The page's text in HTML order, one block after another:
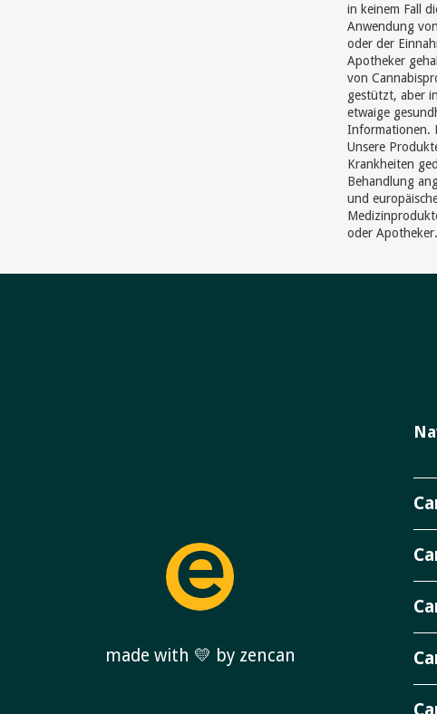
in keinem Fall
Anwendung
oder der
Apotheker
von
gestützt, aber
etwaige
Informationen.
Unsere
Krankheiten
Behandlung
und
oder Apotheker.
made with 💛 by zencan